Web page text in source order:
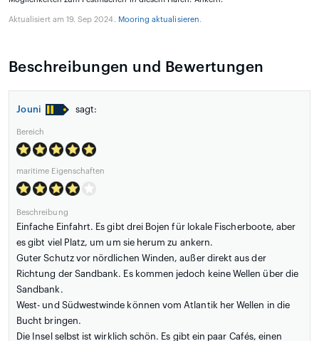
Aktualisiert am 19. Sep 2024. Mooring aktualisieren.
Beschreibungen und Bewertungen
Jouni sagt:
Bereich
maritime Eigenschaften
Beschreibung
Einfache Einfahrt. Es gibt drei Bojen für lokale Fischerboote, aber
es gibt viel Platz, um um sie herum zu ankern.
Guter Schutz vor nördlichen Winden, außer direkt aus der
Richtung der Sandbank. Es kommen jedoch keine Wellen über die
Sandbank.
West- und Südwestwinde können vom Atlantik her Wellen in die
Bucht bringen.
Die Insel selbst ist wirklich schön. Es gibt ein paar Cafés, einen